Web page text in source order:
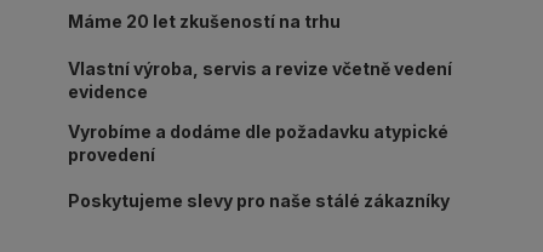
Máme 20 let zkušeností na trhu
Vlastní výroba, servis a revize včetně vedení
evidence
Vyrobíme a dodáme dle požadavku atypické
provedení
Poskytujeme slevy pro naše stálé zákazníky